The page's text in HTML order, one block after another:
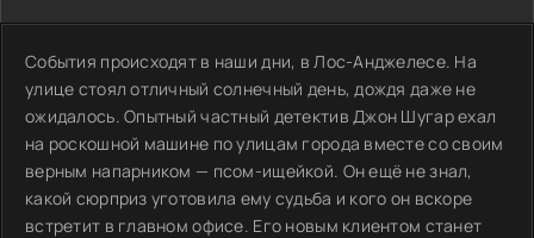
События происходят в наши дни, в Лос-Анджелесе. На
улице стоял отличный солнечный день, дождя даже не
ожидалось. Опытный частный детектив Джон Шугар ехал
на роскошной машине по улицам города вместе со своим
верным напарником — псом-ищейкой. Он ещё не знал,
какой сюрприз уготовила ему судьба и кого он вскоре
встретит в главном офисе. Его новым клиентом станет